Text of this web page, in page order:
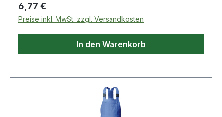
Regulärer Preis:
6,77 €
Preise inkl. MwSt. zzgl. Versandkosten
In den Warenkorb